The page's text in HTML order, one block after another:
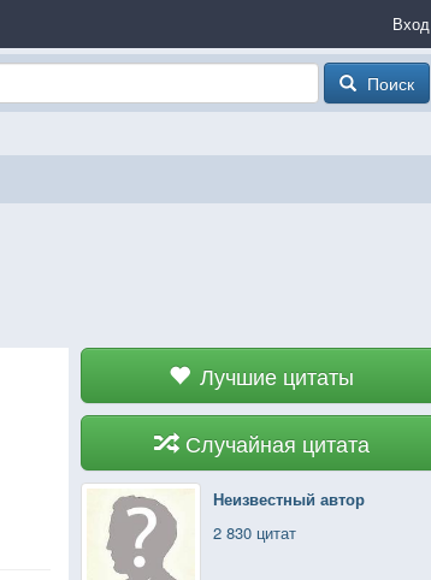
Вход
Поиск
Лучшие цитаты
Случайная цитата
Неизвестный автор
2 830 цитат